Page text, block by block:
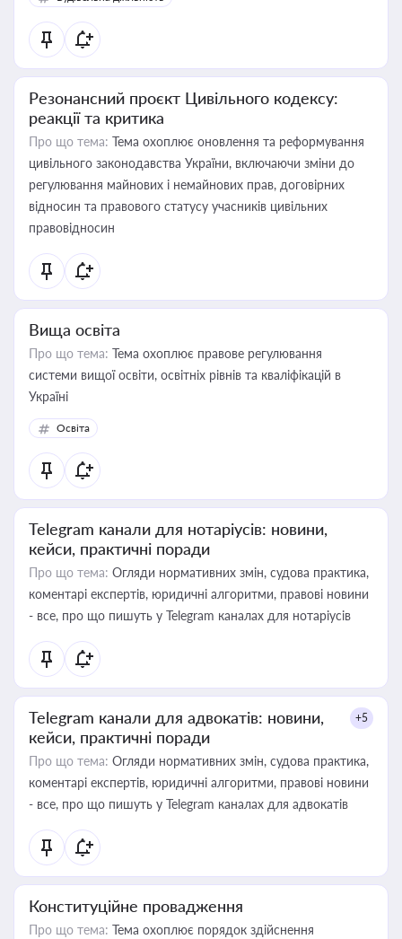
Резонансний проєкт Цивільного кодексу:
реакції та критика
Про що тема: Тема охоплює оновлення та реформування
цивільного законодавства України, включаючи зміни до
регулювання майнових і немайнових прав, договірних
відносин та правового статусу учасників цивільних
правовідносин
Вища освіта
Про що тема: Тема охоплює правове регулювання
системи вищої освіти, освітніх рівнів та кваліфікацій в
Україні
Освіта
Telegram канали для нотаріусів: новини,
кейси, практичні поради
Про що тема: Огляди нормативних змін, судова практика,
коментарі експертів, юридичні алгоритми, правові новини
- все, про що пишуть у Telegram каналах для нотаріусів
Telegram канали для адвокатів: новини,
кейси, практичні поради
+5
Про що тема: Огляди нормативних змін, судова практика,
коментарі експертів, юридичні алгоритми, правові новини
- все, про що пишуть у Telegram каналах для адвокатів
Конституційне провадження
Про що тема: Тема охоплює порядок здійснення